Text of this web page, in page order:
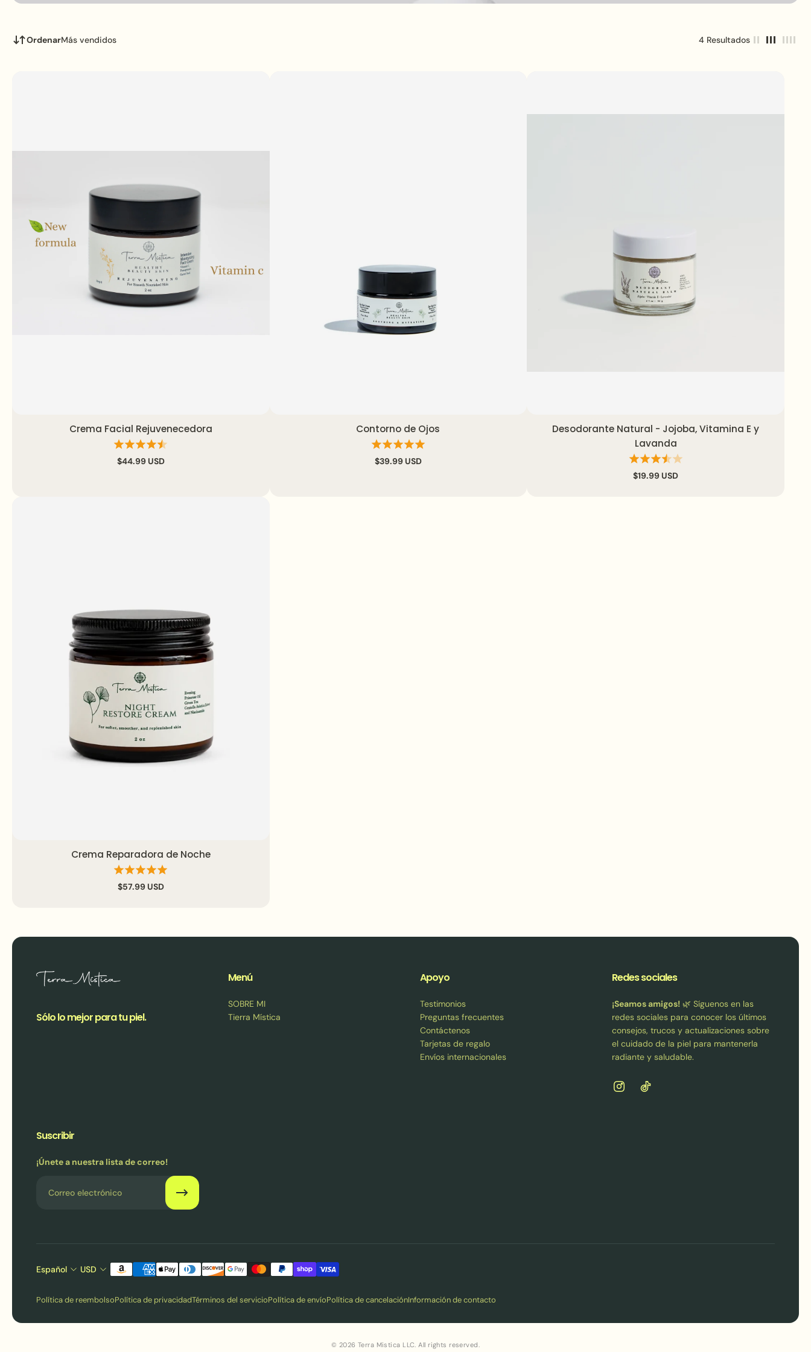
OrdenarMás vendidos 4 Resultados
Agregar al carrito Vista rápida
Crema Facial Rejuvenecedora
$44.99 USD
Agregar al carrito Vista rápida
Contorno de Ojos
$39.99 USD
Agregar al carrito Vista rápida
Desodorante Natural - Jojoba, Vitamina E y
Lavanda
$19.99 USD
Agregar al carrito Vista rápida
Crema Reparadora de Noche
$57.99 USD
Sólo lo mejor para tu piel.
Menú
SOBRE MI
Tierra Mística
Apoyo
Testimonios
Preguntas frecuentes
Contáctenos
Tarjetas de regalo
Envíos internacionales
Redes sociales
¡Seamos amigos! 🌿 Síguenos en las
redes sociales para conocer los últimos
consejos, trucos y actualizaciones sobre
el cuidado de la piel para mantenerla
radiante y saludable.
Suscribir
¡Únete a nuestra lista de correo!
Español USD
Política de reembolsoPolítica de privacidadTérminos del servicioPolítica de envíoPolítica de cancelaciónInformación de contacto
© 2026 Terra Mistica LLC. All rights reserved.